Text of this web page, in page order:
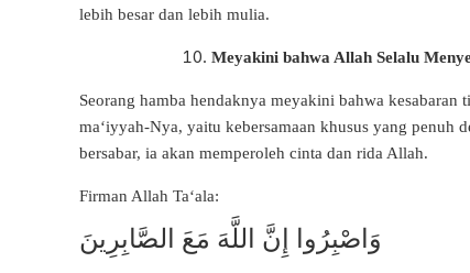
lebih besar dan lebih mulia.
Meyakini bahwa Allah Selalu
Seorang hamba hendaknya meyakini bahwa
ma‘iyyah-Nya, yaitu kebersamaan khusus yang penuh
bersabar, ia akan memperoleh cinta dan rida Allah.
Firman Allah Ta‘ala:
وَاصْبِرُوا إِنَّ اللَّهَ مَعَ الصَّابِرِينَ